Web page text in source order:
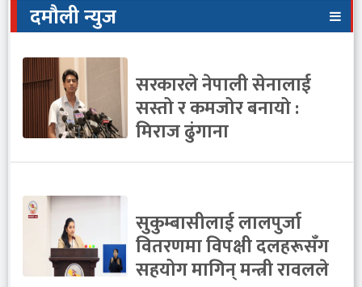
दमौली न्युज
सरकारले नेपाली सेनालाई
सस्तो र कमजोर बनायो :
मिराज ढुंगाना
सुकुम्बासीलाई लालपुर्जा
वितरणमा विपक्षी दलहरूसँग
सहयोग मागिन् मन्त्री रावलले